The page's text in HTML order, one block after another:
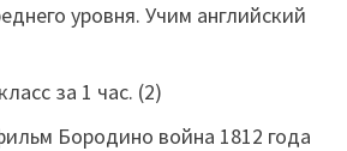
уровня. Учим английский
за 1 час. (2)
Бородино война 1812 года